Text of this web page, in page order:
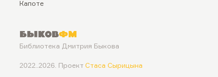
Капоте
БыковФМ
Библиотека Дмитрия Быкова
2022..2026. Проект Стаса Сырицына